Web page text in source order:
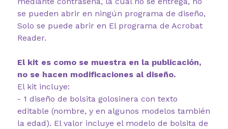
se pueden abrir en ningún programa de diseño,
Solo se puede abrir en El programa de Acrobat
Reader.
El kit es como se muestra en la publicación,
no se hacen modificaciones al diseño.
El kit incluye:
- 1 diseño de bolsita golosinera con texto
editable (nombre, y en algunos modelos también
la edad). El valor incluye el modelo de bolsita de